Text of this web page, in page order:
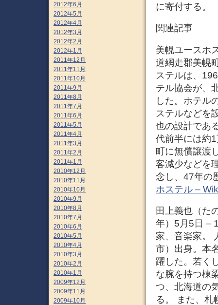
に寄付する。
関連記事
美幌ユースホ
道網走郡美幌
ステルは、
テル協会が、
した。ホテル
ステルなどを
也の設計であ
代前半には約
町に無償譲渡
客減少などを
念し、47年の
ホステル –
田上義也（た
年）5月5日 –
家、音楽家。
市）出身。本
躍した。若く
な腕を持つ棟
つ、北海道の
る。 また、札
2012年6月
2012年5月
2012年4月
2012年3月
2012年2月
2012年1月
2011年12月
2011年11月
2011年10月
2011年9月
2011年8月
2011年7月
2011年6月
2011年5月
2011年4月
2011年3月
2011年2月
2011年1月
2010年12月
2010年11月
2010年10月
2010年9月
2010年8月
2010年7月
2010年6月
2010年5月
2010年4月
2010年3月
2010年2月
2010年1月
2009年12月
2009年11月
2009年10月